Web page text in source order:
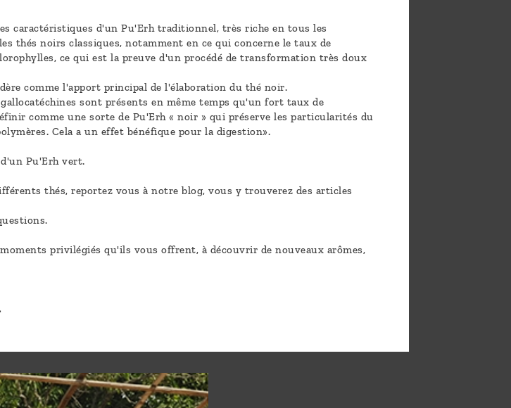
caractéristiques d'un Pu'Erh traditionnel, très riche en tous les
thés noirs classiques, notamment en ce qui concerne le taux de
ce qui est la preuve d'un procédé de transformation très doux
comme l'apport principal de l'élaboration du thé noir.
sont présents en même temps qu'un fort taux de
comme une sorte de Pu'Erh « noir » qui préserve les particularités du
Cela a un effet bénéfique pour la digestion».
Pu'Erh vert.
thés, reportez vous à notre blog, vous y trouverez des articles
privilégiés qu'ils vous offrent, à découvrir de nouveaux arômes,